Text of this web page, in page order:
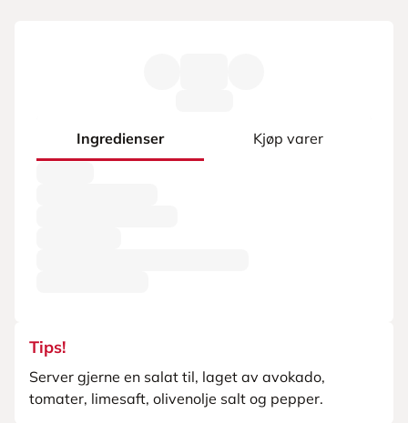
Ingredienser Kjøp varer
Tips!
Server gjerne en salat til, laget av avokado,
tomater, limesaft, olivenolje salt og pepper.